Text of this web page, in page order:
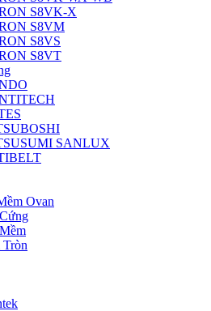
S8VK-X
S8VM
S8VS
S8VT
SANLUX
Ovan